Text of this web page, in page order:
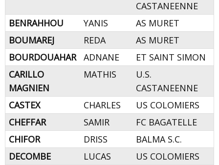
CASTANEENNE
BENRAHHOU
YANIS
AS MURET
BOUMAREJ
REDA
AS MURET
BOURDOUAHAR
ADNANE
ET SAINT SIMON
CARILLO
MAGNIEN
MATHIS
U.S.
CASTANEENNE
CASTEX
CHARLES
US COLOMIERS
CHEFFAR
SAMIR
FC BAGATELLE
CHIFOR
DRISS
BALMA S.C.
DECOMBE
LUCAS
US COLOMIERS